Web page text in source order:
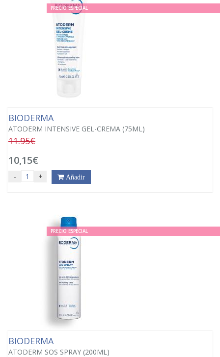
PRECIO ESPECIAL
BIODERMA
ATODERM INTENSIVE GEL-CREMA (75ML)
11.95€
10,15€
- + Añadir
PRECIO ESPECIAL
BIODERMA
ATODERM SOS SPRAY (200ML)